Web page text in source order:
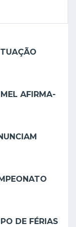
AFIRMA-
DE FÉRIAS